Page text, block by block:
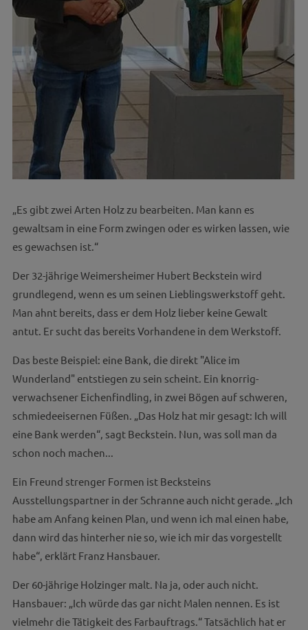
„Es gibt zwei Arten Holz zu bearbeiten. Man kann es
gewaltsam in eine Form zwingen oder es wirken lassen, wie
es gewachsen ist.“
Der 32-jährige Weimersheimer Hubert Beckstein wird
grundlegend, wenn es um seinen Lieblingswerkstoff geht.
Man ahnt bereits, dass er dem Holz lieber keine Gewalt
antut. Er sucht das bereits Vorhandene in dem Werkstoff.
Das beste Beispiel: eine Bank, die direkt "Alice im
Wunderland" entstiegen zu sein scheint. Ein knorrig-
verwachsener Eichenfindling, in zwei Bögen auf schweren,
schmiedeeisernen Füßen. „Das Holz hat mir gesagt: Ich will
eine Bank werden“, sagt Beckstein. Nun, was soll man da
schon noch machen...
Ein Freund strenger Formen ist Becksteins
Ausstellungspartner in der Schranne auch nicht gerade. „Ich
habe am Anfang keinen Plan, und wenn ich mal einen habe,
dann wird das hinterher nie so, wie ich mir das vorgestellt
habe“, erklärt Franz Hansbauer.
Der 60-jährige Holzinger malt. Na ja, oder auch nicht.
Hansbauer: „Ich würde das gar nicht Malen nennen. Es ist
vielmehr die Tätigkeit des Farbauftrags.“ Tatsächlich hat er